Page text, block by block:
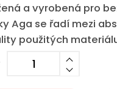
a vyrobená pro
Aga se řadí mezi
použitých